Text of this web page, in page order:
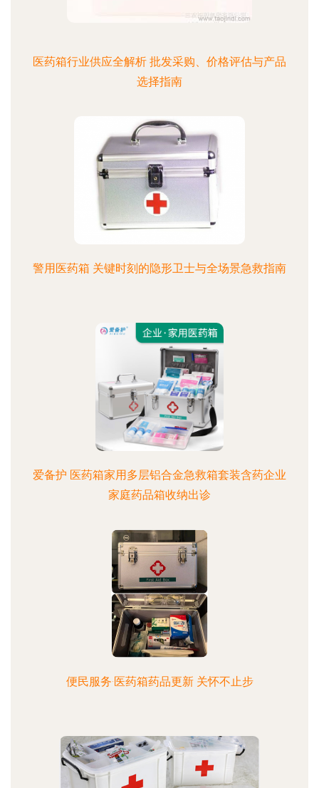
医药箱行业供应全解析 批发采购、价格评估与产品
选择指南
警用医药箱 关键时刻的隐形卫士与全场景急救指南
爱备护 医药箱家用多层铝合金急救箱套装含药企业
家庭药品箱收纳出诊
便民服务·医药箱药品更新 关怀不止步